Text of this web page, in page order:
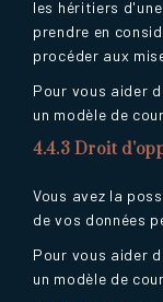
les héritiers
prendre en
procéder aux
Pour vous aider
un modèle de
4.4.3 Droit
Vous avez la
de vos données
Pour vous aider
un modèle de